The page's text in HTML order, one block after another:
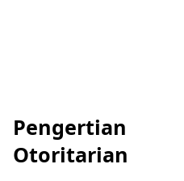
Otoritarian